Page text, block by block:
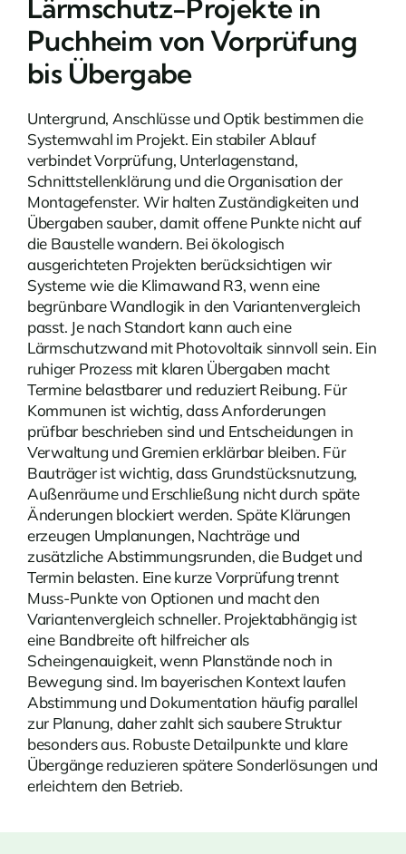
Lärmschutz-Projekte in
Puchheim von Vorprüfung
bis Übergabe
Untergrund, Anschlüsse und Optik bestimmen die
Systemwahl im Projekt. Ein stabiler Ablauf
verbindet Vorprüfung, Unterlagenstand,
Schnittstellenklärung und die Organisation der
Montagefenster. Wir halten Zuständigkeiten und
Übergaben sauber, damit offene Punkte nicht auf
die Baustelle wandern. Bei ökologisch
ausgerichteten Projekten berücksichtigen wir
Systeme wie die Klimawand R3, wenn eine
begrünbare Wandlogik in den Variantenvergleich
passt. Je nach Standort kann auch eine
Lärmschutzwand mit Photovoltaik sinnvoll sein. Ein
ruhiger Prozess mit klaren Übergaben macht
Termine belastbarer und reduziert Reibung. Für
Kommunen ist wichtig, dass Anforderungen
prüfbar beschrieben sind und Entscheidungen in
Verwaltung und Gremien erklärbar bleiben. Für
Bauträger ist wichtig, dass Grundstücksnutzung,
Außenräume und Erschließung nicht durch späte
Änderungen blockiert werden. Späte Klärungen
erzeugen Umplanungen, Nachträge und
zusätzliche Abstimmungsrunden, die Budget und
Termin belasten. Eine kurze Vorprüfung trennt
Muss-Punkte von Optionen und macht den
Variantenvergleich schneller. Projektabhängig ist
eine Bandbreite oft hilfreicher als
Scheingenauigkeit, wenn Planstände noch in
Bewegung sind. Im bayerischen Kontext laufen
Abstimmung und Dokumentation häufig parallel
zur Planung, daher zahlt sich saubere Struktur
besonders aus. Robuste Detailpunkte und klare
Übergänge reduzieren spätere Sonderlösungen und
erleichtern den Betrieb.